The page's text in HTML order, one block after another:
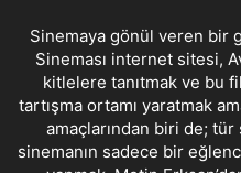
Sinemaya gönül veren bir
Sineması internet sitesi,
kitlelere tanıtmak ve bu
tartışma ortamı yaratmak
amaçlarından biri de; tür
sinemanın sadece bir